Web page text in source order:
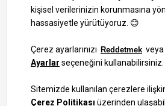
Bilgi Toplum Hizmetleri
KVKK Veri İşleme Politikamız